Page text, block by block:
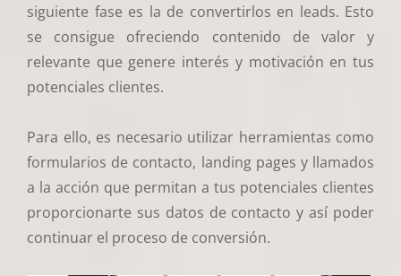
siguiente fase es la de convertirlos en leads. Esto
se consigue ofreciendo contenido de valor y
relevante que genere interés y motivación en tus
potenciales clientes.
Para ello, es necesario utilizar herramientas como
formularios de contacto, landing pages y llamados
a la acción que permitan a tus potenciales clientes
proporcionarte sus datos de contacto y así poder
continuar el proceso de conversión.